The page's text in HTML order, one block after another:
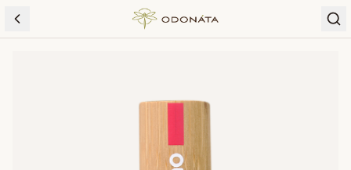
Skip to content